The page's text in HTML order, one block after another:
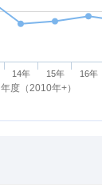
年度（2010年+）
14年 15年 16年